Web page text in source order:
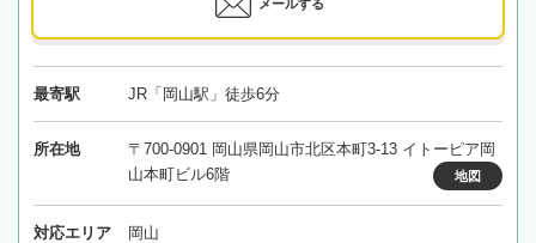
メールする
最寄駅 JR「岡山駅」徒歩6分
所在地
〒700-0901 岡山県岡山市北区本町3-13 イトーピア岡
山本町ビル6階
地図
対応エリア 岡山